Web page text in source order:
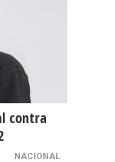
contra
NACIONAL